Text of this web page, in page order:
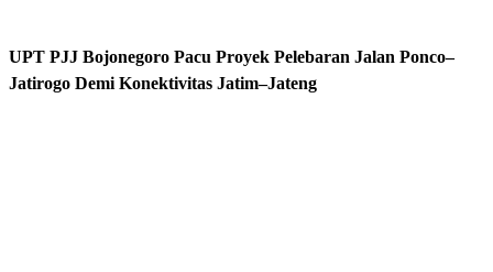
UPT PJJ Bojonegoro Pacu Proyek Pelebaran Jalan Ponco–
Jatirogo Demi Konektivitas Jatim–Jateng